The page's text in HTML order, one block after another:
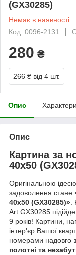
(GX30285)
Немає в наявності
Код: 0096-2131
280 ₴
266 ₴ від 4 шт.
Опис
Опис
Картина за
40х50
Оригінальною
задоволення стане
40х50 (GX30285)».
Art GX30285
9 років! Картини,
інтер'єр Вашої
номерами надовго
полотні та